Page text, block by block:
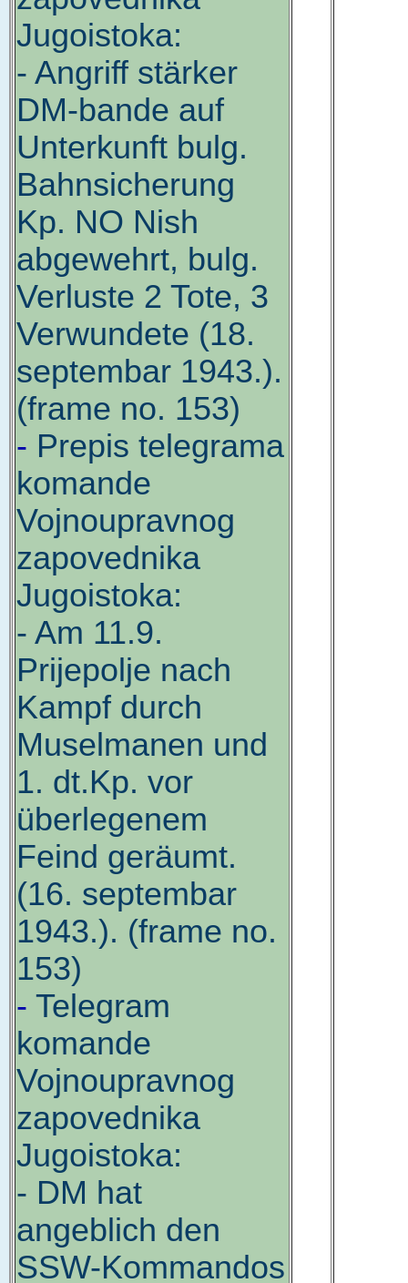
Jugoistoka:
- Angriff stärker
DM-bande auf
Unterkunft bulg.
Bahnsicherung
Kp. NO Nish
abgewehrt, bulg.
Verluste 2 Tote, 3
Verwundete (18.
septembar 1943.).
(frame no. 153)
- Prepis telegrama
komande
Vojnoupravnog
zapovednika
Jugoistoka:
- Am 11.9.
Prijepolje nach
Kampf durch
Muselmanen und
1. dt.Kp. vor
überlegenem
Feind geräumt.
(16. septembar
1943.). (frame no.
153)
- Telegram
komande
Vojnoupravnog
zapovednika
Jugoistoka:
- DM hat
angeblich den
SSW-Kommandos